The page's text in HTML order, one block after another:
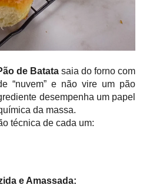
de Batata saia do forno com
“nuvem” e não vire um pão
desempenha um papel
da massa.
técnica de cada um:
e Amassada: